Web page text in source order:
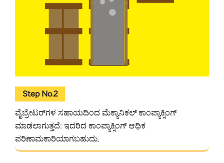
Step No.2
ವೈಬ್ರೇಟರ್‌ಗಳ ಸಹಾಯದಿಂದ ಮೆಕ್ಯಾನಿಕಲ್ ಕಾಂಪ್ಯಾಕ್ಸಿಂಗ್
ಮಾಡಲಾಗುತ್ತದೆ: ಇದರಿದ ಕಾಂಪ್ಯಾಕ್ಸಿಂಗ್ ಆಧಿಕ
ಪರಿಣಾಮಕಾರಿಯಾಗಬಹುದು.